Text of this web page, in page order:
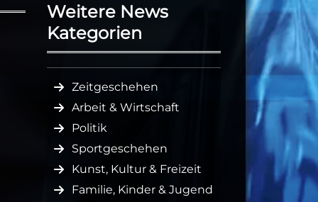
Weitere News
Kategorien
Zeitgeschehen
Arbeit & Wirtschaft
Politik
Sportgeschehen
Kunst, Kultur & Freizeit
Familie, Kinder & Jugend